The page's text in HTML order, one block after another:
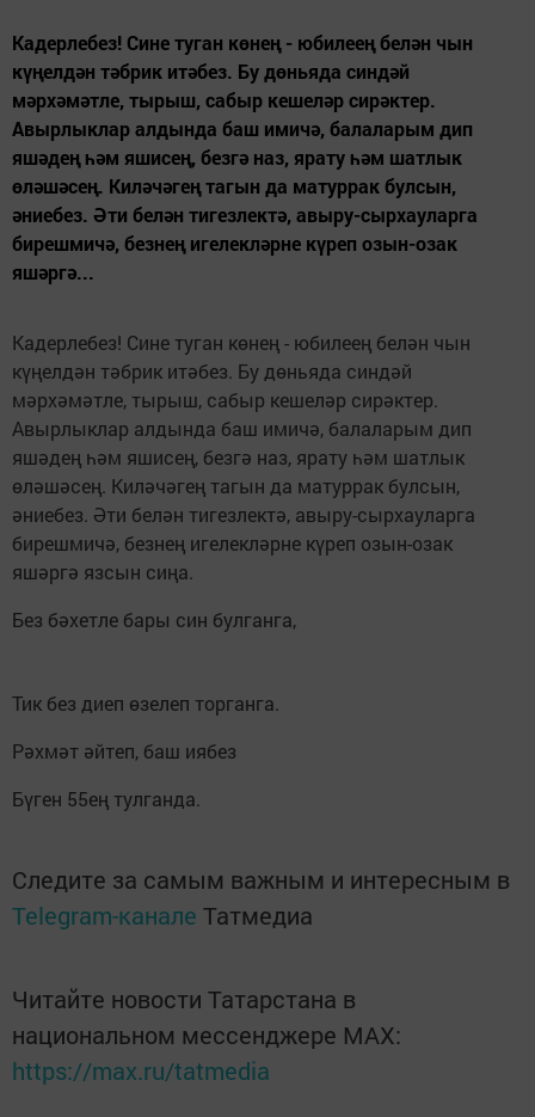
Кадерлебез! Сине туган көнең - юбилеең белән чын
күңелдән тәбрик итәбез. Бу дөньяда синдәй
мәрхәмәтле, тырыш, сабыр кешеләр сирәктер.
Авырлыклар алдында баш имичә, балаларым дип
яшәдең һәм яшисең, безгә наз, ярату һәм шатлык
өләшәсең. Киләчәгең тагын да матуррак булсын,
әниебез. Әти белән тигезлектә, авыру-сырхауларга
бирешмичә, безнең игелекләрне күреп озын-озак
яшәргә...
Кадерлебез! Сине туган көнең - юбилеең белән чын
күңелдән тәбрик итәбез. Бу дөньяда синдәй
мәрхәмәтле, тырыш, сабыр кешеләр сирәктер.
Авырлыклар алдында баш имичә, балаларым дип
яшәдең һәм яшисең, безгә наз, ярату һәм шатлык
өләшәсең. Киләчәгең тагын да матуррак булсын,
әниебез. Әти белән тигезлектә, авыру-сырхауларга
бирешмичә, безнең игелекләрне күреп озын-озак
яшәргә язсын сиңа.
Без бәхетле бары син булганга,
Тик без диеп өзелеп торганга.
Рәхмәт әйтеп, баш иябез
Бүген 55ең тулганда.
Следите за самым важным и интересным в
Telegram-канале Татмедиа
Читайте новости Татарстана в
национальном мессенджере MАХ:
https://max.ru/tatmedia